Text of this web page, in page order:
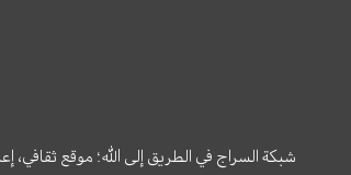
شبكة السراج في الطريق إلى الله؛ موقع